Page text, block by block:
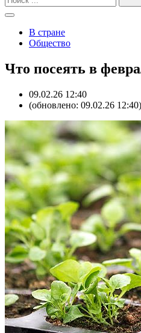
В стране
Общество
Что посеять в
09.02.26 12:40
(обновлено: 09.02.26 12:40)